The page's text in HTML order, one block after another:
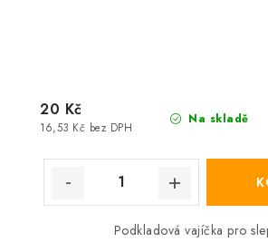
Na skladě
16,53 Kč bez DPH
20 Kč
Podkladová vajíčka pro